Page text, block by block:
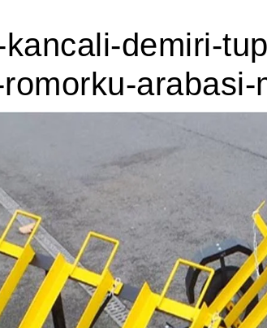
demiri-
arabasi-